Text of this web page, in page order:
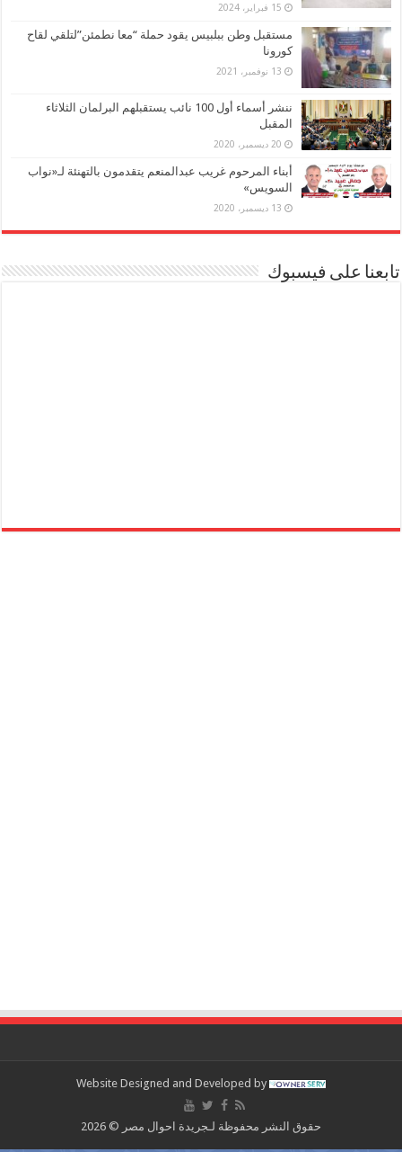
15 فبراير، 2024
مستقبل وطن ببلبيس يقود حملة “معا نطمئن”لتلقي لقاح
كورونا
13 نوفمبر، 2021
ننشر أسماء أول 100 نائب يستقبلهم البرلمان الثلاثاء
المقبل
20 ديسمبر، 2020
أبناء المرحوم غريب عبدالمنعم يتقدمون بالتهنئة لـ«نواب
السويس»
13 ديسمبر، 2020
تابعنا على فيسبوك
Website Designed and Developed by
حقوق النشر محفوظة لـجريدة احوال مصر © 2026